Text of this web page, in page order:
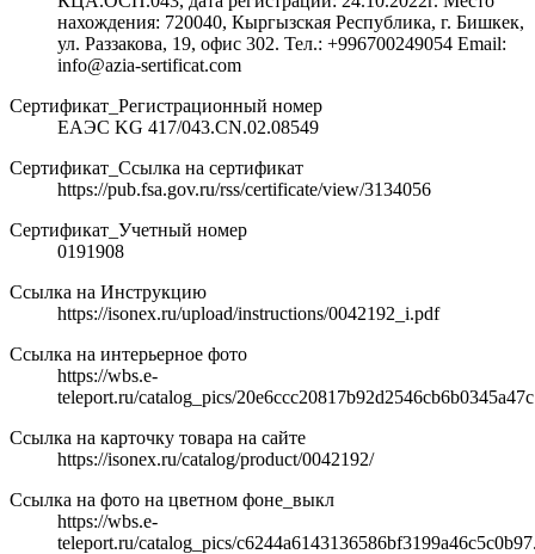
нахождения: 720040, Кыргызская Республика, г. Бишкек,
ул. Раззакова, 19, офис 302. Тел.: +996700249054 Email:
info@azia-sertificat.com
Сертификат_Регистрационный номер
ЕАЭС KG 417/043.CN.02.08549
Сертификат_Ссылка на сертификат
https://pub.fsa.gov.ru/rss/certificate/view/3134056
Сертификат_Учетный номер
0191908
Ссылка на Инструкцию
https://isonex.ru/upload/instructions/0042192_i.pdf
Ссылка на интерьерное фото
https://wbs.e-
teleport.ru/catalog_pics/
Ссылка на карточку товара на сайте
https://isonex.ru/catalog/product/0042192/
Ссылка на фото на цветном фоне_выкл
https://wbs.e-
teleport.ru/catalog_pics/